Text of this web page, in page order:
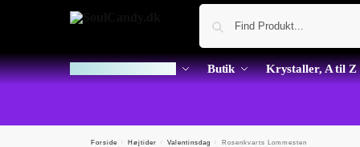
Dagens Krystal Kup Butik Krystaller, A til Z
Forside / Højtider / Valentinsdag / Rosenkvarts Lommesten